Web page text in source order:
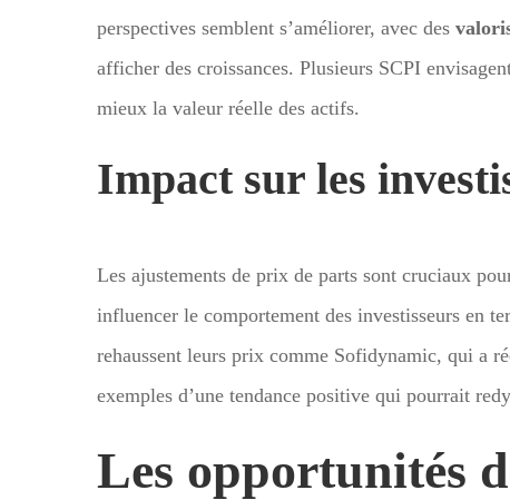
perspectives semblent s’améliorer, avec des
afficher des croissances. Plusieurs SCPI
mieux la valeur réelle des actifs.
Impact sur les
Les ajustements de prix de parts sont cruciaux
influencer le comportement des investisseurs en
rehaussent leurs prix comme Sofidynamic, qui a
exemples d’une tendance positive qui pourrait
Les opportunités